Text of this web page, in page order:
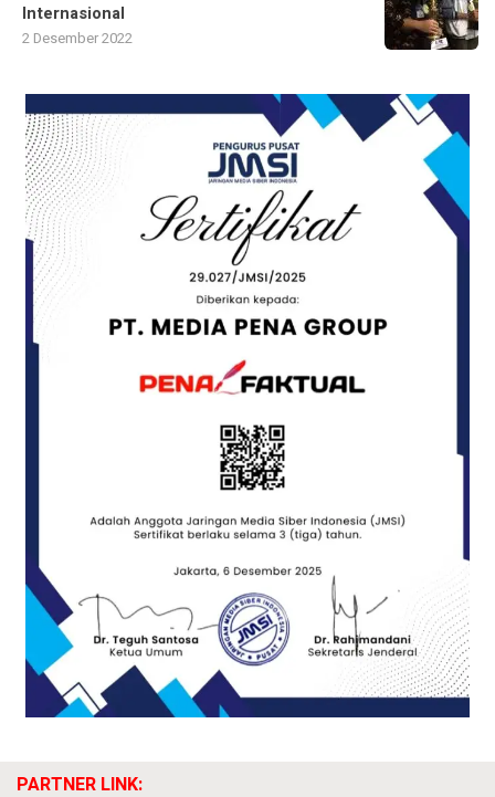
Internasional
2 Desember 2022
PARTNER LINK: